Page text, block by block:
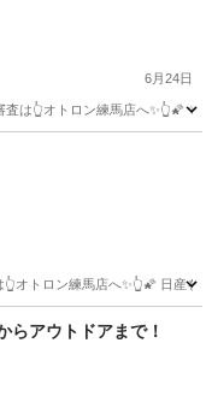
6月24日
は👆オトロン練馬店へ✨👆🌠
オトロン練馬店へ✨👆🌠 日産
らアウトドアまで！